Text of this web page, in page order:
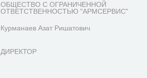
ОБЩЕСТВО С ОГРАНИЧЕННОЙ
ОТВЕТСТВЕННОСТЬЮ "АРМСЕРВИС"
Курманаев Азат Ришатович
ДИРЕКТОР